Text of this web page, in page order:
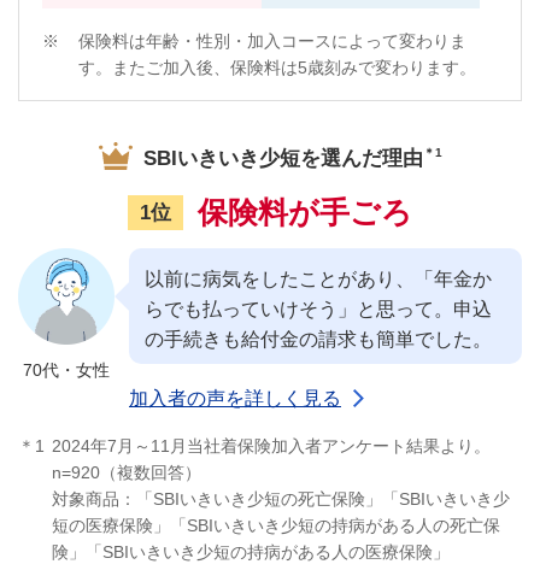
※
保険料は年齢・性別・加入コースによって変わりま
す。またご加入後、保険料は5歳刻みで変わります。
SBIいきいき少短を選んだ理由 ＊1
1位 保険料が手ごろ
70代・女性
以前に病気をしたことがあり、「年金か
らでも払っていけそう」と思って。申込
の手続きも給付金の請求も簡単でした。
加入者の声を詳しく見る
＊1
2024年7月～11月当社着保険加入者アンケート結果より。
n=920（複数回答）
対象商品：「SBIいきいき少短の死亡保険」「SBIいきいき少
短の医療保険」「SBIいきいき少短の持病がある人の死亡保
険」「SBIいきいき少短の持病がある人の医療保険」